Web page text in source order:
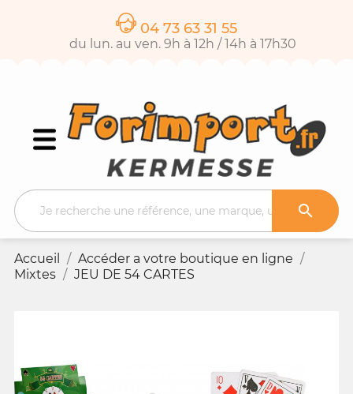
04 73 63 31 55
du lun. au ven. 9h à 12h / 14h à 17h30

Accueil
Accéder a votre boutique en ligne
Mixtes
JEU DE 54 CARTES